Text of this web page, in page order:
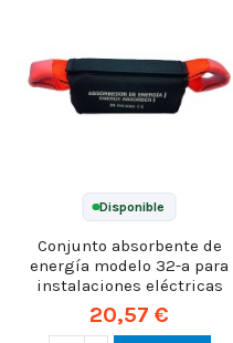
Disponible
Conjunto absorbente de
energía modelo 32-a para
instalaciones eléctricas
20,57 €